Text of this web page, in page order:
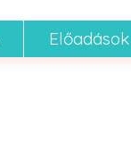
Előadások